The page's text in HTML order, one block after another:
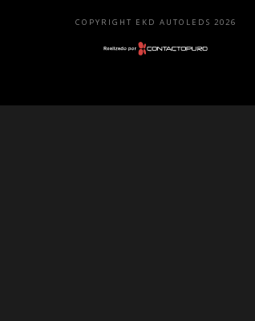
LED
COPYRIGHT EKD AUTOLEDS 2026